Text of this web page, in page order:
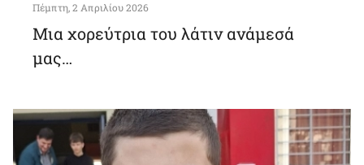
Πέμπτη, 2 Απριλίου 2026
Μια χορεύτρια του λάτιν ανάμεσά
μας…